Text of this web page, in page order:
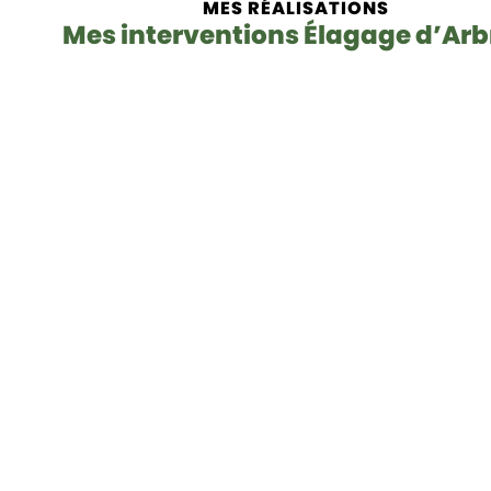
MES RÉALISATIONS
Mes interventions Élagage